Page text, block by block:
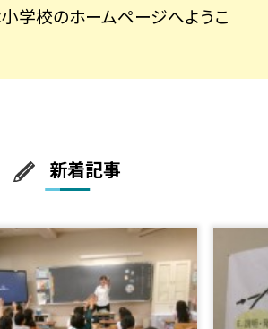
学校のホームページへようこ
新着記事